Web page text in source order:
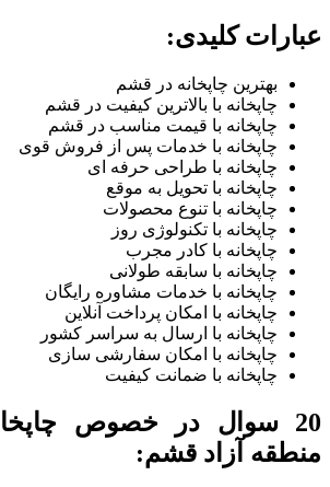
عبارات کلیدی:
بهترین چاپخانه در قشم
چاپخانه با بالاترین کیفیت در قشم
چاپخانه با قیمت مناسب در قشم
چاپخانه با خدمات پس از فروش قوی
چاپخانه با طراحی حرفه ای
چاپخانه با تحویل به موقع
چاپخانه با تنوع محصولات
چاپخانه با تکنولوژی روز
چاپخانه با کادر مجرب
چاپخانه با سابقه طولانی
چاپخانه با خدمات مشاوره رایگان
چاپخانه با امکان پرداخت آنلاین
چاپخانه با ارسال به سراسر کشور
چاپخانه با امکان سفارشی سازی
چاپخانه با ضمانت کیفیت
20 سوال در خصوص
منطقه آزاد قشم: